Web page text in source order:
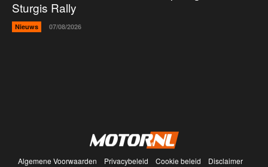
Sturgis Rally
Nieuws 07/08/2026
Algemene Voorwaarden Privacybeleid Cookie beleid Disclaimer